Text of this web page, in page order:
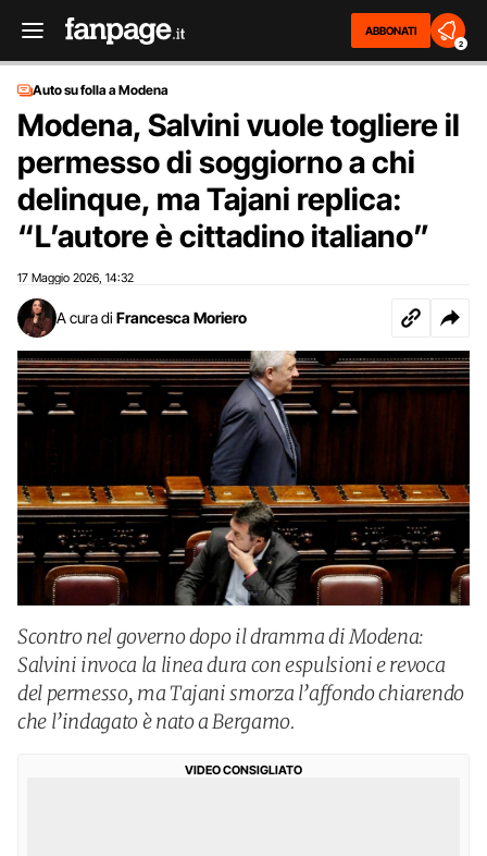
ABBONATI
2
Auto su folla a Modena
Modena, Salvini vuole togliere il
permesso di soggiorno a chi
delinque, ma Tajani replica:
“L’autore è cittadino italiano”
17 Maggio 2026 14:32
A cura di Francesca Moriero
Scontro nel governo dopo il dramma di Modena:
Salvini invoca la linea dura con espulsioni e revoca
del permesso, ma Tajani smorza l’affondo chiarendo
che l’indagato è nato a Bergamo.
VIDEO CONSIGLIATO